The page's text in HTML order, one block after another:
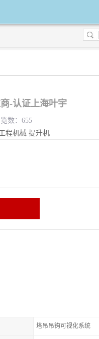
-认证上海叶宇
数：655
程机械 提升机
塔吊吊钩可视化系统